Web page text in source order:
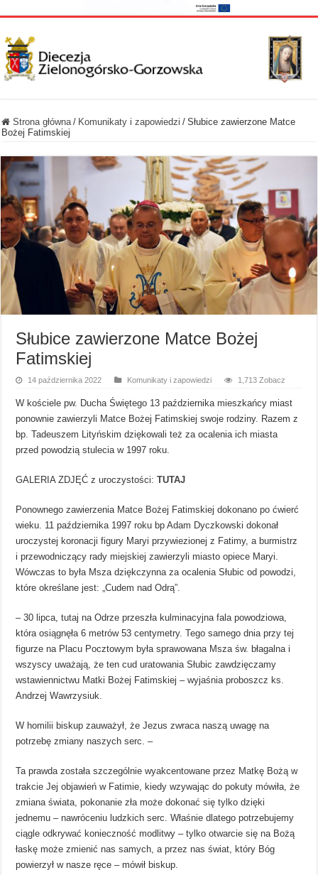
Strona główna / Komunikaty i zapowiedzi / Słubice zawierzone Matce
Bożej Fatimskiej
Słubice zawierzone Matce Bożej
Fatimskiej
14 października 2022 Komunikaty i zapowiedzi 1,713 Zobacz
W kościele pw. Ducha Świętego 13 października mieszkańcy miast
ponownie zawierzyli Matce Bożej Fatimskiej swoje rodziny. Razem z
bp. Tadeuszem Lityńskim dziękowali też za ocalenia ich miasta
przed powodzią stulecia w 1997 roku.
GALERIA ZDJĘĆ z uroczystości:TUTAJ
Ponownego zawierzenia Matce Bożej Fatimskiej dokonano po ćwierć
wieku. 11 października 1997 roku bp Adam Dyczkowski dokonał
uroczystej koronacji figury Maryi przywiezionej z Fatimy, a burmistrz
i przewodniczący rady miejskiej zawierzyli miasto opiece Maryi.
Wówczas to była Msza dziękczynna za ocalenia Słubic od powodzi,
które określane jest: „Cudem nad Odrą”.
– 30 lipca, tutaj na Odrze przeszła kulminacyjna fala powodziowa,
która osiągnęła 6 metrów 53 centymetry. Tego samego dnia przy tej
figurze na Placu Pocztowym była sprawowana Msza św. błagalna i
wszyscy uważają, że ten cud uratowania Słubic zawdzięczamy
wstawiennictwu Matki Bożej Fatimskiej – wyjaśnia proboszcz ks.
Andrzej Wawrzysiuk.
W homilii biskup zauważył, że Jezus zwraca naszą uwagę na
potrzebę zmiany naszych serc. –
Ta prawda została szczególnie wyakcentowane przez Matkę Bożą w
trakcie Jej objawień w Fatimie, kiedy wzywając do pokuty mówiła, że
zmiana świata, pokonanie zła może dokonać się tylko dzięki
jednemu – nawróceniu ludzkich serc. Właśnie dlatego potrzebujemy
ciągle odkrywać konieczność modlitwy – tylko otwarcie się na Bożą
łaskę może zmienić nas samych, a przez nas świat, który Bóg
powierzył w nasze ręce – mówił biskup.